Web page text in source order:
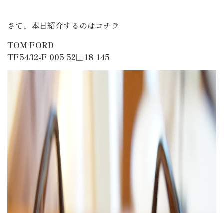
さて、本日紹介するのはコチラ
TOM FORD
TF5432-F 005 52□18 145